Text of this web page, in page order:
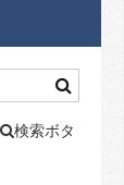
検索ボタ